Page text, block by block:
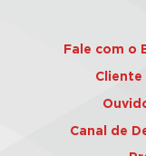
Fale com o
Cliente
Canal de